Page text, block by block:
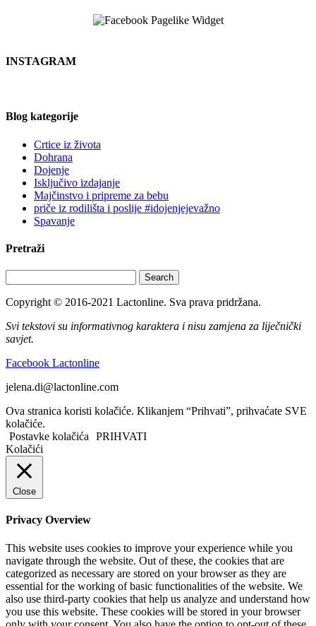
INSTAGRAM
Blog kategorije
Crtice iz života
Dohrana
Dojenje
Isključivo izdajanje
Majčinstvo i pripreme za bebu
priče iz rodilišta i poslije #idojenjejevažno
Spavanje
Pretraži
Search
Copyright © 2016-2021 Lactonline. Sva prava pridržana.
Svi tekstovi su informativnog karaktera i nisu zamjena za liječnički
savjet.
Facebook Lactonline
jelena.di@lactonline.com
Ova stranica koristi kolačiće. Klikanjem “Prihvati”, prihvaćate SVE
kolačiće.
Postavke kolačića
PRIHVATI
Kolačići
Close
Privacy Overview
This website uses cookies to improve your experience while you
navigate through the website. Out of these, the cookies that are
categorized as necessary are stored on your browser as they are
essential for the working of basic functionalities of the website. We
also use third-party cookies that help us analyze and understand how
you use this website. These cookies will be stored in your browser